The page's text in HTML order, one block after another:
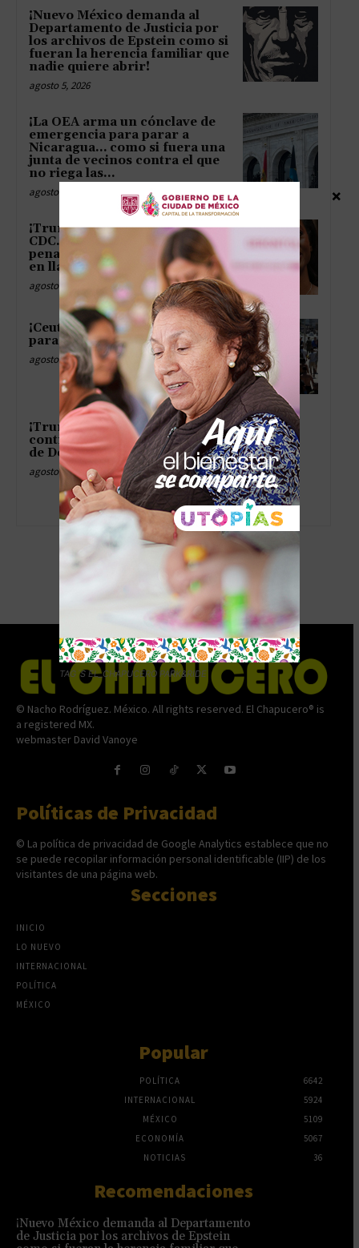
¡Nuevo México demanda al
Departamento de Justicia por
los archivos de Epstein como si
fueran la herencia familiar que
nadie quiere abrir!
agosto 5, 2026
¡La OEA arma un cónclave de
emergencia para parar a
Nicaragua… como si fuera una
junta de vecinos contra el que
no riega las...
agosto 5, 2026
¡Trump por fin mete gol en los
CDC… pero después de tres
penaltis fallados y un vestuario
en llamas!
agosto 5, 2026
¡Ceuta se queda sin espacio ni
para los fantasmas!
agosto 5, 2026
¡Trump manda su escuadrón de
controladores a la coronación
de De la Espriella!
agosto 5, 2026
- Advertisement -
© Nacho Rodríguez. México. All rights reserved. El Chapucero® is
a registered MX.
webmaster David Vanoye
Políticas de Privacidad
© La política de privacidad de Google Analytics establece que no
se puede recopilar información personal identificable (IIP) de los
visitantes de una página web.
Secciones
INICIO
LO NUEVO
INTERNACIONAL
POLÍTICA
MÉXICO
Popular
POLÍTICA
6642
INTERNACIONAL
5924
MÉXICO
5109
ECONOMÍA
5067
NOTICIAS
36
Recomendaciones
¡Nuevo México demanda al Departamento
de Justicia por los archivos de Epstein
TAG´S EL_CHAPUCERO PARK&RIDE
×